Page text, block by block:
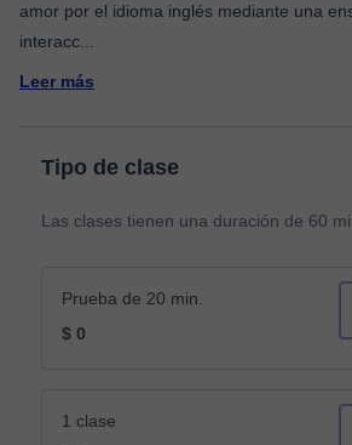
amor por el idioma inglés mediante una
interacc
Leer más
Tipo de clase
Las clases tienen una duración de 60
Prueba de 20 min.
$ 0
1 clase